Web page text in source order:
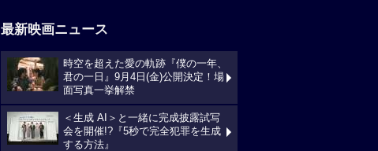
最新映画ニュース
時空を超えた愛の軌跡『僕の一年、
君の一日』9月4日(金)公開決定！場
面写真一挙解禁
＜生成 AI＞と一緒に完成披露試写
会を開催!?『5秒で完全犯罪を生成
する方法』